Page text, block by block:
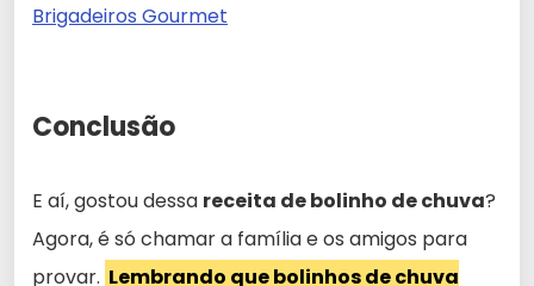
Brigadeiros Gourmet
Conclusão
E aí, gostou dessa receita de bolinho de chuva?
Agora, é só chamar a família e os amigos para
provar. Lembrando que bolinhos de chuva